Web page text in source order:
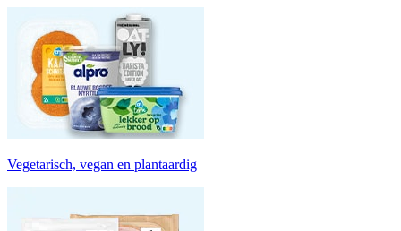
Vegetarisch, vegan en plantaardig